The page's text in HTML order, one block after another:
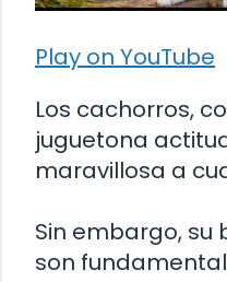
Play on YouTube
Los cachorros,
juguetona
maravillosa a
Sin embargo, su
son